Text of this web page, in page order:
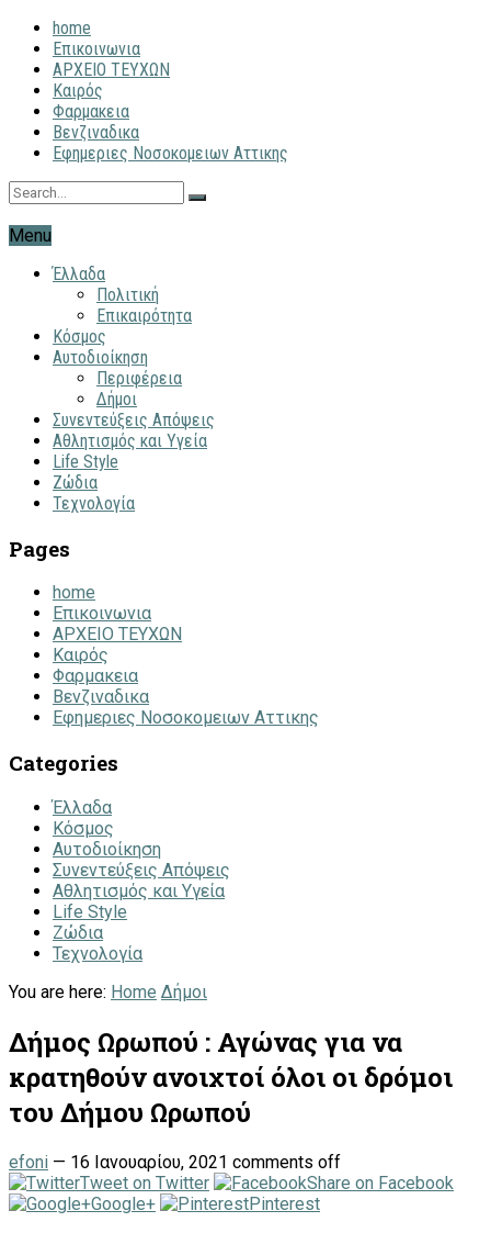
home
Επικοινωνια
ΑΡΧΕΙΟ ΤΕΥΧΩΝ
Καιρός
Φαρμακεια
Βενζιναδικα
Εφημεριες Νοσοκομειων Αττικης
Menu
Έλλαδα
Πολιτική
Επικαιρότητα
Κόσμος
Αυτοδιοίκηση
Περιφέρεια
Δήμοι
Συνεντεύξεις Απόψεις
Αθλητισμός και Υγεία
Life Style
Ζώδια
Τεχνολογία
Pages
home
Επικοινωνια
ΑΡΧΕΙΟ ΤΕΥΧΩΝ
Καιρός
Φαρμακεια
Βενζιναδικα
Εφημεριες Νοσοκομειων Αττικης
Categories
Έλλαδα
Κόσμος
Αυτοδιοίκηση
Συνεντεύξεις Απόψεις
Αθλητισμός και Υγεία
Life Style
Ζώδια
Τεχνολογία
You are here: Home Δήμοι
Δήμος Ωρωπού : Αγώνας για να
κρατηθούν ανοιχτοί όλοι οι δρόμοι
του Δήμου Ωρωπού
efoni — 16 Ιανουαρίου, 2021 comments off
Tweet on Twitter
Share on Facebook
Google+
Pinterest